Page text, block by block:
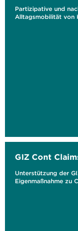
Partizipative und
Alltagsmobilität von
GIZ Cont
Unterstützung der
Eigenmaßnahme zu